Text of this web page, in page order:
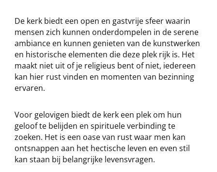
De kerk biedt een open en gastvrije sfeer waarin
mensen zich kunnen onderdompelen in de serene
ambiance en kunnen genieten van de kunstwerken
en historische elementen die deze plek rijk is. Het
maakt niet uit of je religieus bent of niet, iedereen
kan hier rust vinden en momenten van bezinning
ervaren.
Voor gelovigen biedt de kerk een plek om hun
geloof te belijden en spirituele verbinding te
zoeken. Het is een oase van rust waar men kan
ontsnappen aan het hectische leven en even stil
kan staan bij belangrijke levensvragen.